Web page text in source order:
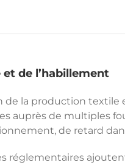
de l’habillement
de la production
auprès de multiples
de retard
réglementaires